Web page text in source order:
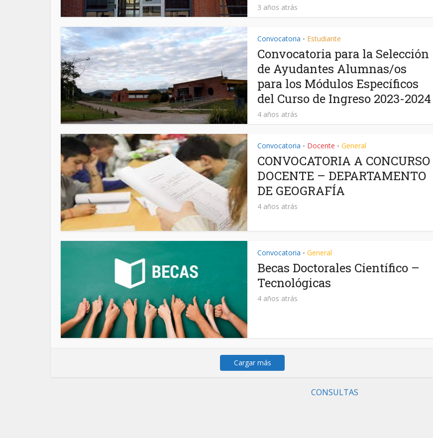
3 años atrás
Convocatoria • Estudiante
Convocatoria para la Selección
de Ayudantes Alumnas/os
para los Módulos Específicos
del Curso de Ingreso 2023-2024
4 años atrás
Convocatoria • Docente • General
CONVOCATORIA A CONCURSO
DOCENTE – DEPARTAMENTO
DE GEOGRAFÍA
4 años atrás
Convocatoria • General
Becas Doctorales Científico –
Tecnológicas
4 años atrás
Cargar más
CONSULTAS